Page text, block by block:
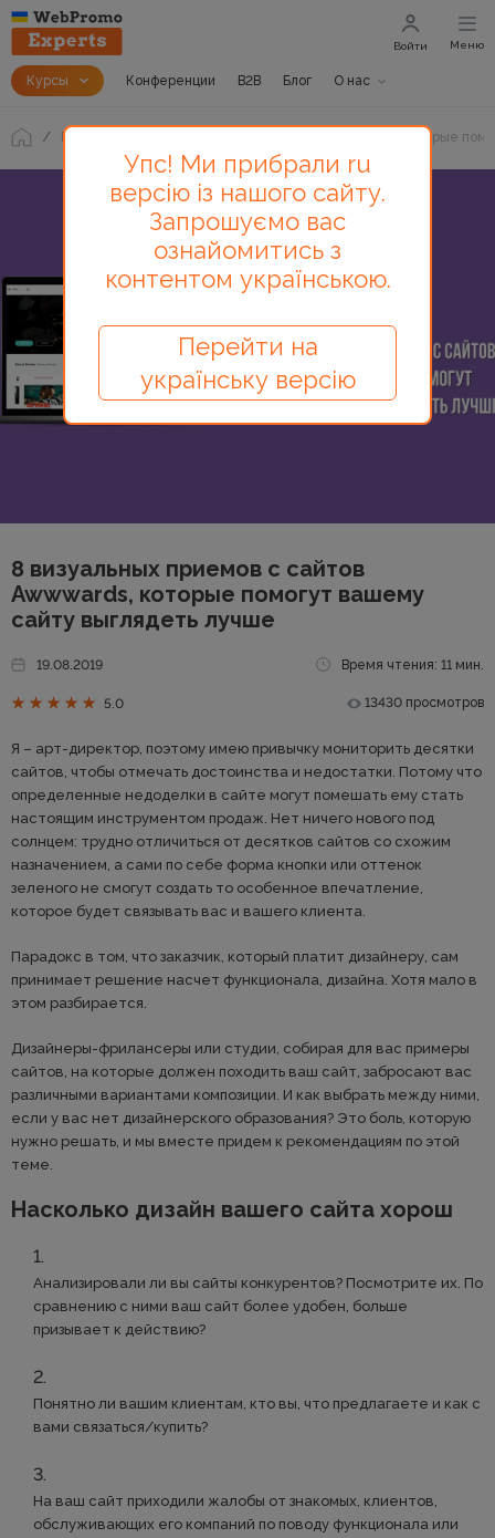
Курсы Конференции B2B Блог О нас
Войти Меню
Блог 8 визуальных приемов с сайтов Awwwards, которые
8 визуальных приемов с сайтов
Awwwards, которые помогут вашему
сайту выглядеть лучше
19.08.2019 Время чтения: 11 мин.
5.0 13430 просмотров
Я – арт-директор, поэтому имею привычку мониторить десятки
сайтов, чтобы отмечать достоинства и недостатки. Потому что
определенные недоделки в сайте могут помешать ему стать
настоящим инструментом продаж. Нет ничего нового под
солнцем: трудно отличиться от десятков сайтов со схожим
назначением, а сами по себе форма кнопки или оттенок
зеленого не смогут создать то особенное впечатление,
которое будет связывать вас и вашего клиента.
Парадокс в том, что заказчик, который платит дизайнеру, сам
принимает решение насчет функционала, дизайна. Хотя мало в
этом разбирается.
Дизайнеры-фрилансеры или студии, собирая для вас примеры
сайтов, на которые должен походить ваш сайт, забросают вас
различными вариантами композиции. И как выбрать между ними,
если у вас нет дизайнерского образования? Это боль, которую
нужно решать, и мы вместе придем к рекомендациям по этой
теме.
Насколько дизайн вашего сайта хорош
Анализировали ли вы сайты конкурентов? Посмотрите их. По
сравнению с ними ваш сайт более удобен, больше
призывает к действию?
Понятно ли вашим клиентам, кто вы, что предлагаете и как с
вами связаться/купить?
На ваш сайт приходили жалобы от знакомых, клиентов,
обслуживающих его компаний по поводу функционала или
Упс! Ми прибрали ru
версію із нашого сайту.
Запрошуємо вас
ознайомитись з
контентом українською.
Перейти на
українську версію